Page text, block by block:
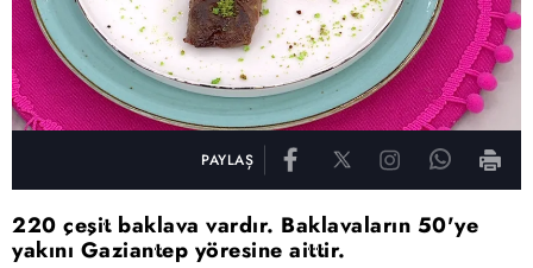
PAYLAŞ
220 çeşit baklava vardır. Baklavaların 50'ye
yakını Gaziantep yöresine aittir.